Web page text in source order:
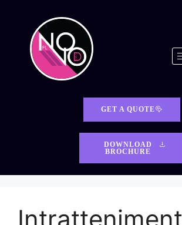
GET A QUOTE
DOWNLOAD
BROCHURE